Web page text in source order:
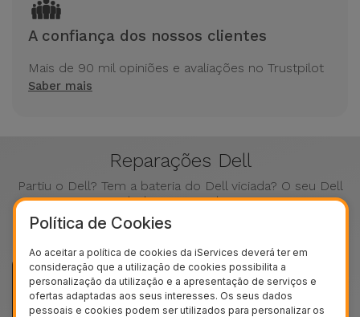
A confiança dos nossos clientes
Mais de 90 mil opiniões e avaliações no Trustpilot
Saber mais
Reparações Dell
Partiu o Dell? Tem a bateria do Dell viciada? O seu Dell
desliga-se sozinho?
Saiba como a iServices pode dar uma nova vida ao seu
Dell
Política de Cookies
Ao aceitar a política de cookies da iServices deverá ter em
consideração que a utilização de cookies possibilita a
personalização da utilização e a apresentação de serviços e
ofertas adaptadas aos seus interesses. Os seus dados
pessoais e cookies podem ser utilizados para personalizar os